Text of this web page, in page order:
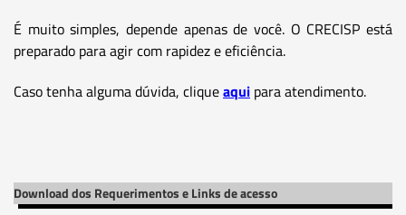
É muito simples, depende apenas de você. O CRECISP está
preparado para agir com rapidez e eficiência.
Caso tenha alguma dúvida, cliqueaqui para atendimento.
Download dos Requerimentos e Links de acesso